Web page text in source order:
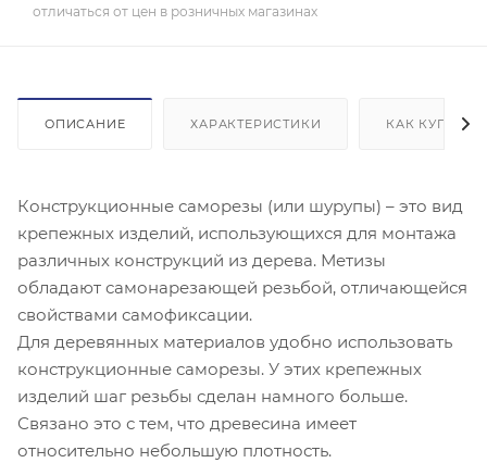
отличаться от цен в розничных магазинах
ОПИСАНИЕ ХАРАКТЕРИСТИКИ КАК КУПИТЬ
Конструкционные саморезы (или шурупы) – это вид
крепежных изделий, использующихся для монтажа
различных конструкций из дерева. Метизы
обладают самонарезающей резьбой, отличающейся
свойствами самофиксации.
Для деревянных материалов удобно использовать
конструкционные саморезы. У этих крепежных
изделий шаг резьбы сделан намного больше.
Связано это с тем, что древесина имеет
относительно небольшую плотность.